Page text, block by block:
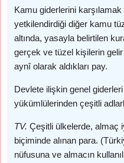
Kamu giderlerini
yetkilendirdiği diğer kamu
altında, yasayla belirtilen
gerçek ve tüzel kişilerin
aynî olarak aldıkları pay.
Devlete ilişkin genel
yükümlülerinden çeşitli
TV. Çeşitli ülkelerde, almaç
biçiminde alınan para.
nüfusuna ve almacın